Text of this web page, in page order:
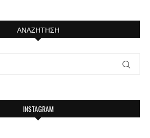
ΑΝΑΖΉΤΗΣΗ
INSTAGRAM